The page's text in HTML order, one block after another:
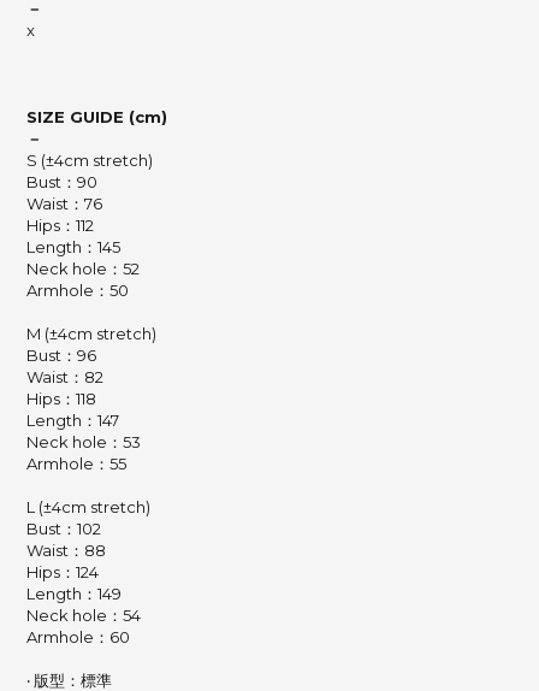
－
x
SIZE GUIDE (cm)
－
S (±4cm stretch)
Bust：90
Waist：76
Hips：112
Length：145
Neck hole：52
Armhole：50
M (±4cm stretch)
Bust：96
Waist：82
Hips：118
Length：147
Neck hole：53
Armhole：55
L (±4cm stretch)
Bust：102
Waist：88
Hips：124
Length：149
Neck hole：54
Armhole：60
‧ 版型：標準